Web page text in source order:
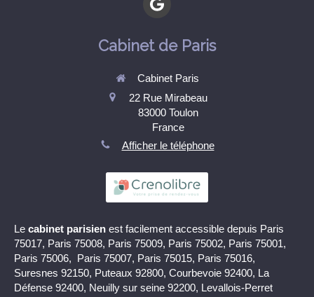
Cabinet de Paris
Cabinet Paris
22 Rue Mirabeau
83000 Toulon
France
Afficher le téléphone
Le cabinet parisien est facilement accessible depuis Paris
75017, Paris 75008, Paris 75009, Paris 75002, Paris 75001,
Paris 75006, Paris 75007, Paris 75015, Paris 75016,
Suresnes 92150, Puteaux 92800, Courbevoie 92400, La
Défense 92400, Neuilly sur seine 92200, Levallois-Perret